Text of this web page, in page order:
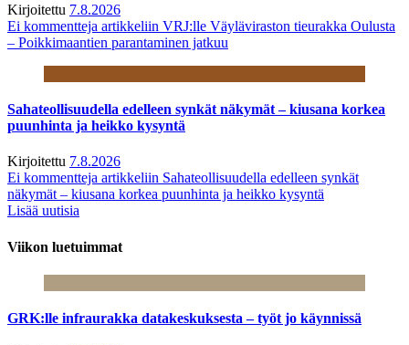
Kirjoitettu 7.8.2026
Ei kommentteja artikkeliin VRJ:lle Väyläviraston tieurakka Oulusta
– Poikkimaantien parantaminen jatkuu
Sahateollisuudella edelleen synkät näkymät – kiusana korkea
puunhinta ja heikko kysyntä
Kirjoitettu 7.8.2026
Ei kommentteja artikkeliin Sahateollisuudella edelleen synkät
näkymät – kiusana korkea puunhinta ja heikko kysyntä
Lisää uutisia
Viikon luetuimmat
GRK:lle infraurakka datakeskuksesta – työt jo käynnissä